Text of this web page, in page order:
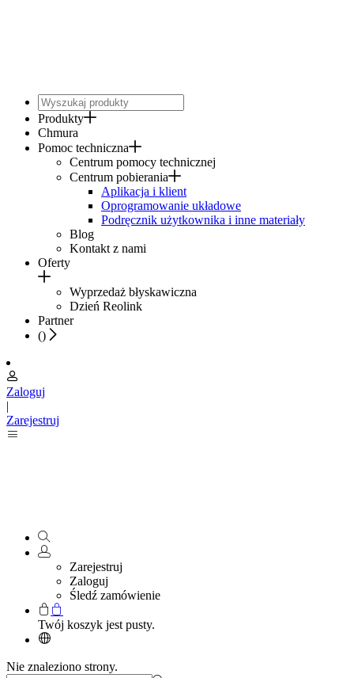
Produkty
Chmura
Pomoc techniczna
Centrum pomocy technicznej
Centrum pobierania
Aplikacja i klient
Oprogramowanie układowe
Podręcznik użytkownika i inne materiały
Blog
Kontakt z nami
Oferty
Wyprzedaż błyskawiczna
Dzień Reolink
Partner
()
Zaloguj
|
Zarejestruj
Zarejestruj
Zaloguj
Śledź zamówienie
Twój koszyk jest pusty.
Nie znaleziono strony.